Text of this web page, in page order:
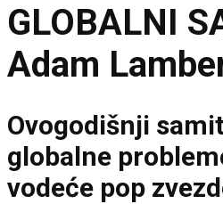
GLOBALNI
Adam
Ovogodišnji
globalne
vodeće pop